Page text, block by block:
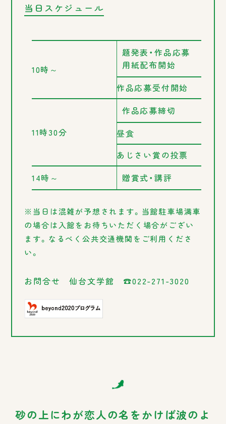
砂の上にわが恋人の名をかけば波のよ
当日スケジュール
10時～
題発表・作品応募
用紙配布開始
作品応募受付開始
11時30分
作品応募締切
昼食
あじさい賞の投票
14時～
贈賞式・講評
※当日は混雑が予想されます。当館駐車場満車
の場合は入館をお待ちいただく場合がござい
ます。なるべく公共交通機関をご利用くださ
い。
お問合せ 仙台文学館 ☎022-271-3020